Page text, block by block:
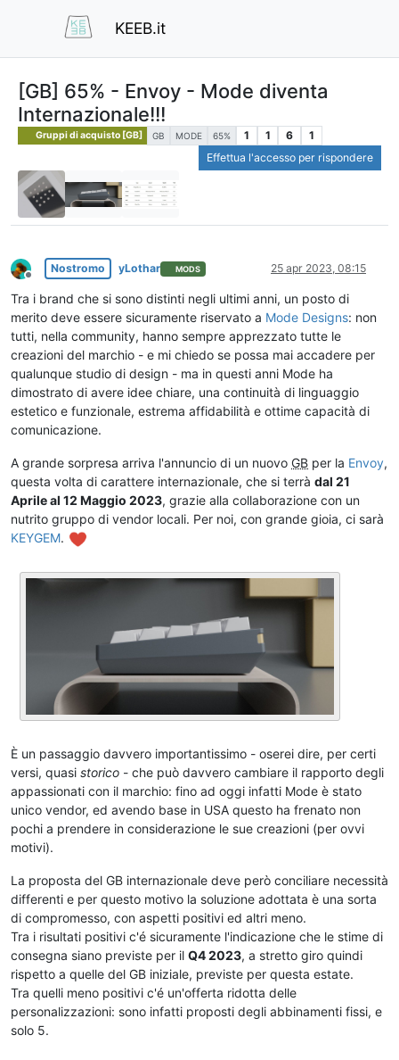
KEEB.it
[GB] 65% - Envoy - Mode diventa
Internazionale!!!
Gruppi di acquisto [GB] GB MODE 65% 1 1 6
1
Effettua l'accesso per rispondere
Non in linea
Nostromo yLothar MODS 25 apr 2023, 08:15
Tra i brand che si sono distinti negli ultimi anni, un posto di
merito deve essere sicuramente riservato a Mode Designs: non
tutti, nella community, hanno sempre apprezzato tutte le
creazioni del marchio - e mi chiedo se possa mai accadere per
qualunque studio di design - ma in questi anni Mode ha
dimostrato di avere idee chiare, una continuità di linguaggio
estetico e funzionale, estrema affidabilità e ottime capacità di
comunicazione.
A grande sorpresa arriva l'annuncio di un nuovo GB per la Envoy,
questa volta di carattere internazionale, che si terrà dal 21
Aprile al 12 Maggio 2023, grazie alla collaborazione con un
nutrito gruppo di vendor locali. Per noi, con grande gioia, ci sarà
KEYGEM.
È un passaggio davvero importantissimo - oserei dire, per certi
versi, quasi storico - che può davvero cambiare il rapporto degli
appassionati con il marchio: fino ad oggi infatti Mode è stato
unico vendor, ed avendo base in USA questo ha frenato non
pochi a prendere in considerazione le sue creazioni (per ovvi
motivi).
La proposta del GB internazionale deve però conciliare necessità
differenti e per questo motivo la soluzione adottata è una sorta
di compromesso, con aspetti positivi ed altri meno.
Tra i risultati positivi c'é sicuramente l'indicazione che le stime di
consegna siano previste per il Q4 2023, a stretto giro quindi
rispetto a quelle del GB iniziale, previste per questa estate.
Tra quelli meno positivi c'é un'offerta ridotta delle
personalizzazioni: sono infatti proposti degli abbinamenti fissi, e
solo 5.